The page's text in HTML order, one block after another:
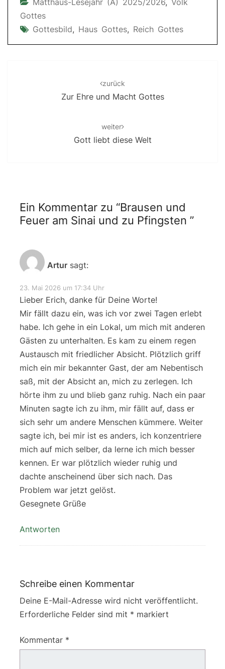
Matthäus-Lesejahr (A) 2025/2026, Volk
Gottes
Gottesbild, Haus Gottes, Reich Gottes
zurück
Zur Ehre und Macht Gottes
weiter
Gott liebt diese Welt
Ein Kommentar zu “Brausen und
Feuer am Sinai und zu Pfingsten ”
Artur sagt:
23. Mai 2026 um 17:34 Uhr
Lieber Erich, danke für Deine Worte!
Mir fällt dazu ein, was ich vor zwei Tagen erlebt
habe. Ich gehe in ein Lokal, um mich mit anderen
Gästen zu unterhalten. Es kam zu einem regen
Austausch mit friedlicher Absicht. Plötzlich griff
mich ein mir bekannter Gast, der am Nebentisch
saß, mit der Absicht an, mich zu zerlegen. Ich
hörte ihm zu und blieb ganz ruhig. Nach ein paar
Minuten sagte ich zu ihm, mir fällt auf, dass er
sich sehr um andere Menschen kümmere. Weiter
sagte ich, bei mir ist es anders, ich konzentriere
mich auf mich selber, da lerne ich mich besser
kennen. Er war plötzlich wieder ruhig und
dachte anscheinend über sich nach. Das
Problem war jetzt gelöst.
Gesegnete Grüße
Antworten
Schreibe einen Kommentar
Deine E-Mail-Adresse wird nicht veröffentlicht.
Erforderliche Felder sind mit * markiert
Kommentar *